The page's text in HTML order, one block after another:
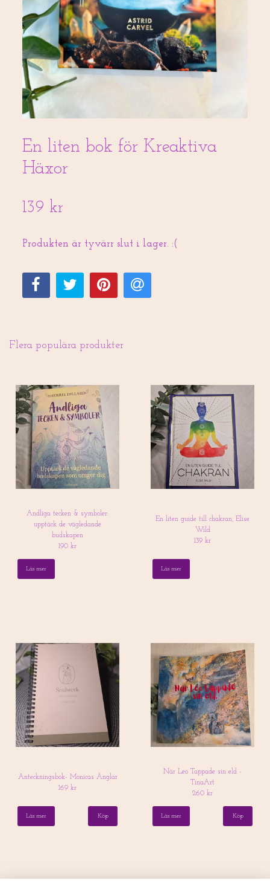
En liten bok för Kreaktiva
Häxor
139 kr
Produkten är tyvärr slut i lager. :(
Flera populära produkter
Andliga tecken & symboler:
upptäck de vägledande
budskapen
190 kr
Läs mer
En liten guide till chakran, Elise
Wild
139 kr
Läs mer
Anteckningsbok- Monicas Änglar
169 kr
Läs mer Köp
När Leo Tappade sin eld -
TinaArt
260 kr
Läs mer